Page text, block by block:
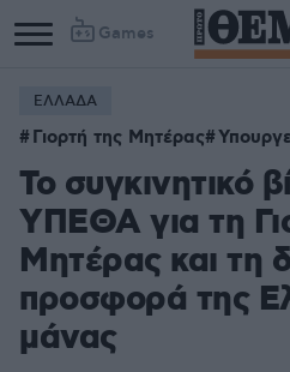
Games
Column
1
Column
2
ΕΛΛΑΔΑ
Γιορτή της Μητέρας
Το συγκινητικό
ΥΠΕΘΑ για τη
Μητέρας και τη
προσφορά της
μάνας